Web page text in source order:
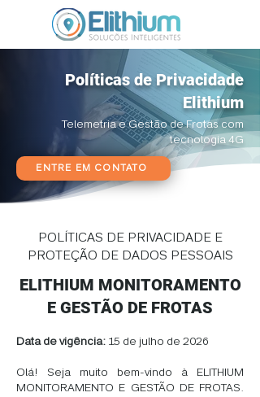
Políticas de Privacidade
Elithium
Telemetria e Gestão de Frotas com
tecnologia 4G
ENTRE EM CONTATO
POLÍTICAS DE PRIVACIDADE E
PROTEÇÃO DE DADOS PESSOAIS
ELITHIUM MONITORAMENTO
E GESTÃO DE FROTAS
Data de vigência: 15 de julho de 2026
Olá! Seja muito bem-vindo à ELITHIUM
MONITORAMENTO E GESTÃO DE FROTAS.